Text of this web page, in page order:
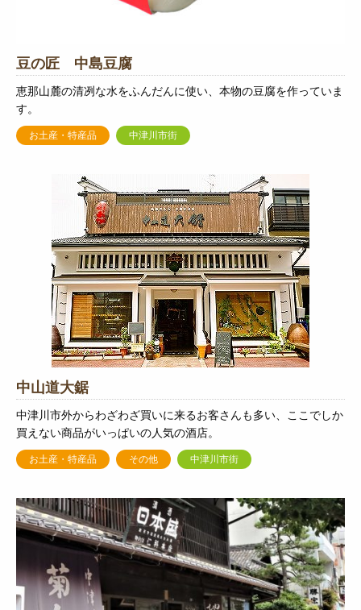
豆の匠 中島豆腐
恵那山麓の清冽な水をふんだんに使い、本物の豆腐を作っていま
す。
お土産・特産品 中津川市街
中山道大鋸
中津川市外からわざわざ買いに来るお客さんも多い、ここでしか
買えない商品がいっぱいの人気の酒店。
お土産・特産品 その他 中津川市街